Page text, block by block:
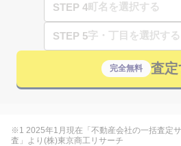
STEP 4
STEP 5
完全無料 査定
※1 2025年1月現在「不動産会社の一括査定
査」より(株)東京商工リサーチ